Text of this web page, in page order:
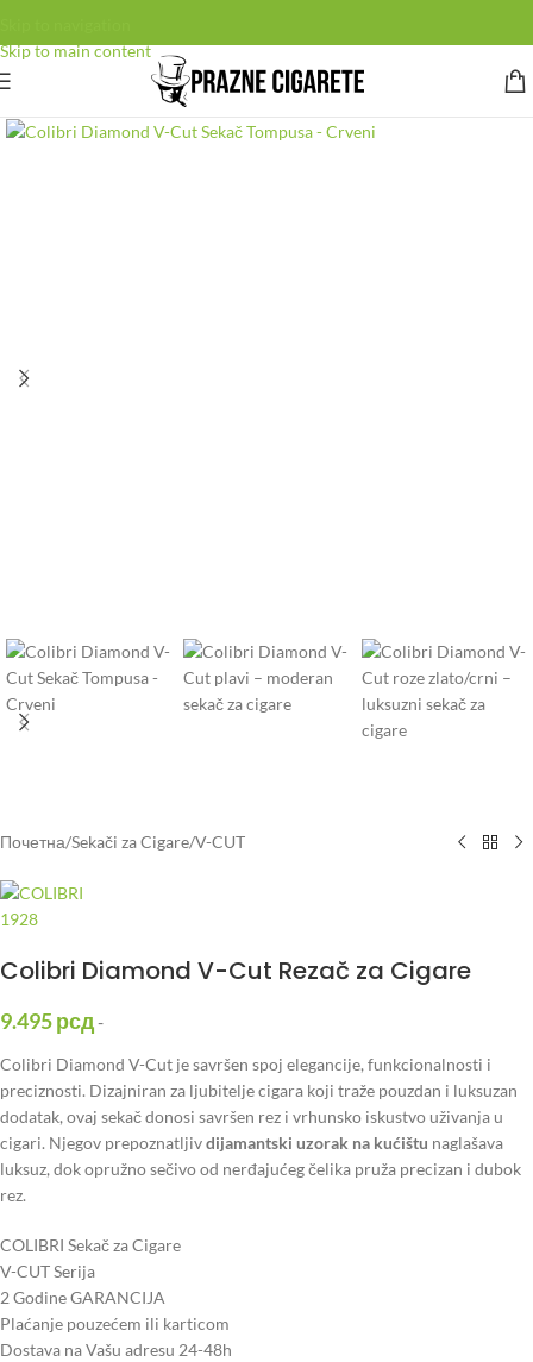
Skip to main content
Почетна/Sekači za Cigare/V-CUT
Colibri Diamond V-Cut Rezač za Cigare
9.495рсд-
Colibri Diamond V-Cut je savršen spoj elegancije, funkcionalnosti i
preciznosti. Dizajniran za ljubitelje cigara koji traže pouzdan i luksuzan
dodatak, ovaj sekač donosi savršen rez i vrhunsko iskustvo uživanja u
cigari. Njegov prepoznatljivdijamantski uzorak na kućištu naglašava
luksuz, dok opružno sečivo od nerđajućeg čelika pruža precizan i dubok
rez.
COLIBRI Sekač za Cigare
V-CUT Serija
2 Godine GARANCIJA
Plaćanje pouzećem ili karticom
Dostava na Vašu adresu 24-48h